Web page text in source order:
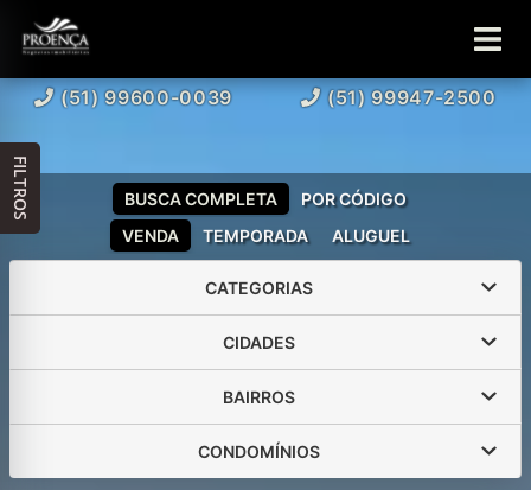
(51) 99600-0039 (51) 99947-2500
VENDA TEMPORADA ALUGUEL
BUSCA COMPLETA POR CÓDIGO
CATEGORIAS
CIDADES
BAIRROS
CONDOMÍNIOS
FILTROS